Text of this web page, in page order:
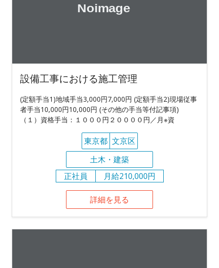
設備工事における施工管理
(定額手当1)地域手当3,000円7,000円 (定額手当2)現場従事
者手当10,000円10,000円 (その他の手当等付記事項)
（１）資格手当：１０００円２００００円／月※資
東京都 文京区
土木・建築
正社員
月給210,000円
詳細を見る